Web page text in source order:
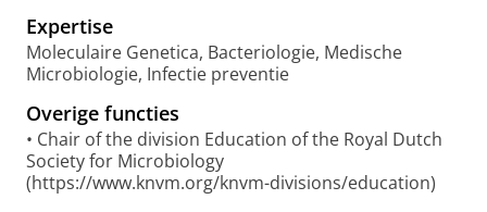
t
a
l
Expertise
Moleculaire Genetica, Bacteriologie, Medische
Microbiologie, Infectie preventie
Overige functies
• Chair of the division Education of the Royal Dutch
Society for Microbiology
(https://www.knvm.org/knvm-divisions/education)